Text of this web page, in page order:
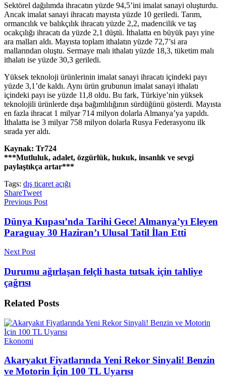
Sektörel dağılımda ihracatın yüzde 94,5’ini imalat sanayi oluşturdu.
Ancak imalat sanayi ihracatı mayısta yüzde 10 geriledi. Tarım,
ormancılık ve balıkçılık ihracatı yüzde 2,2, madencilik ve taş
ocakçılığı ihracatı da yüzde 2,1 düştü. İthalatta en büyük payı yine
ara malları aldı. Mayısta toplam ithalatın yüzde 72,7’si ara
mallarından oluştu. Sermaye malı ithalatı yüzde 18,3, tüketim malı
ithalatı ise yüzde 30,3 geriledi.
Yüksek teknoloji ürünlerinin imalat sanayi ihracatı içindeki payı
yüzde 3,1’de kaldı. Aynı ürün grubunun imalat sanayi ithalatı
içindeki payı ise yüzde 11,8 oldu. Bu fark, Türkiye’nin yüksek
teknolojili ürünlerde dışa bağımlılığının sürdüğünü gösterdi. Mayısta
en fazla ihracat 1 milyar 714 milyon dolarla Almanya’ya yapıldı.
İthalatta ise 3 milyar 758 milyon dolarla Rusya Federasyonu ilk
sırada yer aldı.
Kaynak: Tr724
***Mutluluk, adalet, özgürlük, hukuk, insanlık ve sevgi
paylaştıkça artar***
Tags: dış ticaret açığı
ShareTweet
Previous Post
Dünya Kupası’nda Tarihi Gece! Almanya’yı Eleyen
Paraguay 30 Haziran’ı Ulusal Tatil İlan Etti
Next Post
Durumu ağırlaşan felçli hasta tutsak için tahliye
çağrısı
Related Posts
Ekonomi
Akaryakıt Fiyatlarında Yeni Rekor Sinyali! Benzin
ve Motorin İçin 100 TL Uyarısı